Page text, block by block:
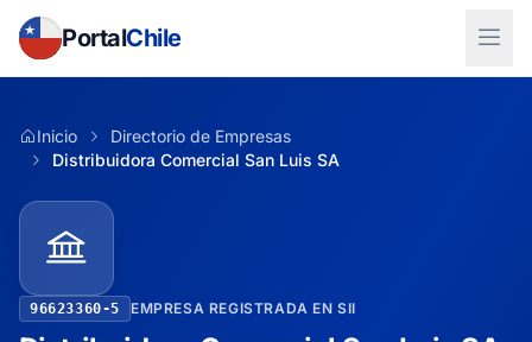
PortalChile
Inicio
Directorio de Empresas
Distribuidora Comercial San Luis SA
96623360-5 EMPRESA REGISTRADA EN SII